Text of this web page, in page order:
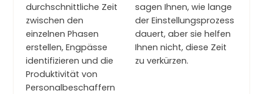
durchschnittliche Zeit
zwischen den
einzelnen Phasen
erstellen, Engpässe
identifizieren und die
Produktivität von
Personalbeschaffern
sagen Ihnen, wie lange
der Einstellungsprozess
dauert, aber sie helfen
Ihnen nicht, diese Zeit
zu verkürzen.